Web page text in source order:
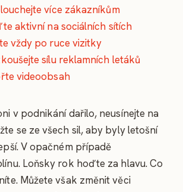
více zákazníkům
aktivní na sociálních sítích
vždy po ruce vizitky
sílu reklamních letáků
videoobsah
v podnikání dařilo, neusínejte na
se ze všech sil, aby byly letošní
V opačném případě
Loňsky rok hoďte za hlavu. Co
Můžete však změnit věci